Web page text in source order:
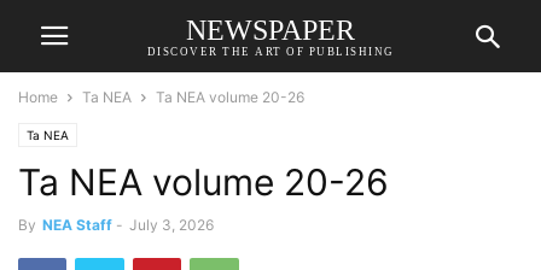
NEWSPAPER
DISCOVER THE ART OF PUBLISHING
Home Ta NEA Ta NEA volume 20-26
Ta NEA
Ta NEA volume 20-26
By NEA Staff - July 3, 2026